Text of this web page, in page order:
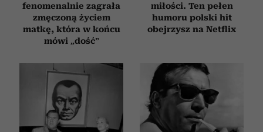
fenomenalnie zagrała
zmęczoną życiem
matkę, która w końcu
mówi „dość”
miłości. Ten pełen
humoru polski hit
obejrzysz na Netflix